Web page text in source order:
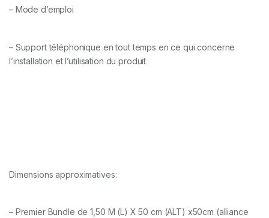
– Mode d’emploi
– Support téléphonique en tout temps en ce qui concerne
l’installation et l’utilisation du produit
Dimensions approximatives:
– Premier Bundle de 1,50 M (L) X 50 cm (ALT) x50cm (alliance